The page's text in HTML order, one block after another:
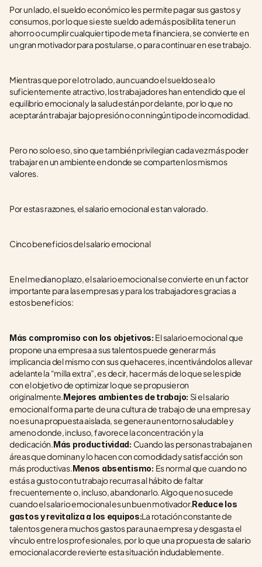
Por un lado, el sueldo económico les permite pagar sus gastos y
consumos, por lo que si este sueldo además posibilita tener un
ahorro o cumplir cualquier tipo de meta financiera, se convierte en
un gran motivador para postularse, o para continuar en ese trabajo.
Mientras que por el otro lado, aun cuando el sueldo sea lo
suficientemente atractivo, los trabajadores han entendido que el
equilibrio emocional y la salud están por delante, por lo que no
aceptarán trabajar bajo presión o con ningún tipo de incomodidad.
Pero no solo eso, sino que también privilegian cada vez más poder
trabajar en un ambiente en donde se comparten los mismos
valores.
Por estas razones, el salario emocional es tan valorado.
Cinco beneficios del salario emocional
En el mediano plazo, el salario emocional se convierte en un factor
importante para las empresas y para los trabajadores gracias a
estos beneficios:
Más compromiso con los objetivos: El salario emocional que
propone una empresa a sus talentos puede generar más
implicancia del mismo con sus quehaceres, incentivándolos a llevar
adelante la “milla extra”, es decir, hacer más de lo que se les pide
con el objetivo de optimizar lo que se propusieron
originalmente.Mejores ambientes de trabajo: Si el salario
emocional forma parte de una cultura de trabajo de una empresa y
no es una propuesta aislada, se genera un entorno saludable y
ameno donde, incluso, favorece la concentración y la
dedicación.Más productividad: Cuando las personas trabajan en
áreas que dominan y lo hacen con comodidad y satisfacción son
más productivas.Menos absentismo: Es normal que cuando no
estás a gusto con tu trabajo recurras al hábito de faltar
frecuentemente o, incluso, abandonarlo. Algo que no sucede
cuando el salario emocional es un buen motivador.Reduce los
gastos y revitaliza a los equipos:La rotación constante de
talentos genera muchos gastos para una empresa y desgasta el
vínculo entre los profesionales, por lo que una propuesta de salario
emocional acorde revierte esta situación indudablemente.